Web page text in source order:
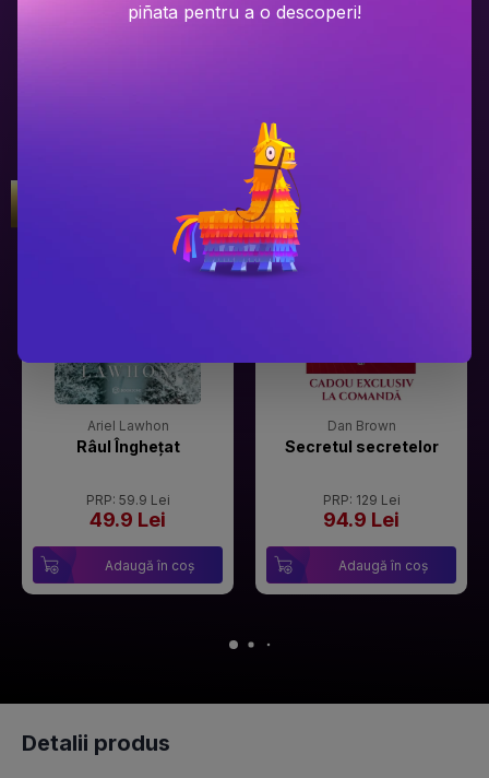
Ariel Lawhon
Râul Înghețat
PRP: 59.9 Lei
49.9 Lei
Adaugă în coș
#2Gala Premilor Literare Bookzone
2025
Dan Brown
Secretul secretelor
PRP: 129 Lei
94.9 Lei
Adaugă în coș
Detalii produs
piñata pentru a o descoperi!